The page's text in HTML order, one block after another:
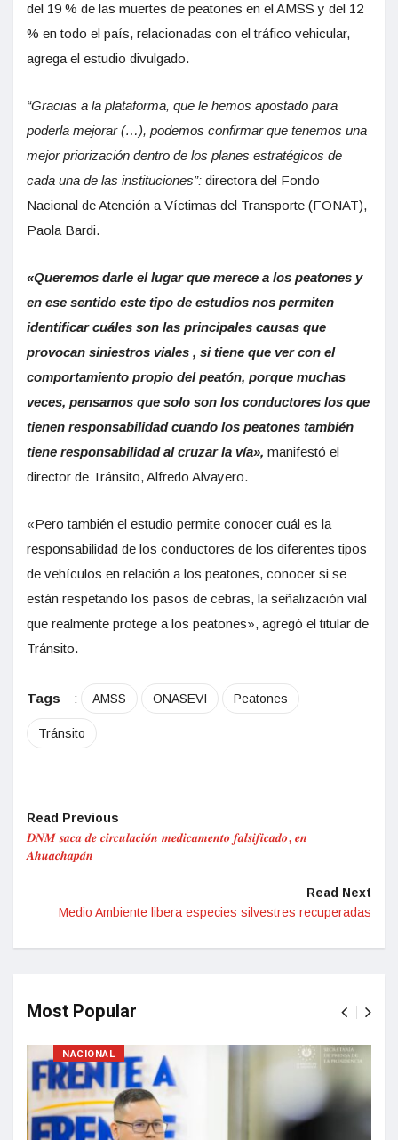
del 19 % de las muertes de peatones en el AMSS y del 12
% en todo el país, relacionadas con el tráfico vehicular,
agrega el estudio divulgado.
“Gracias a la plataforma, que le hemos apostado para
poderla mejorar (…), podemos confirmar que tenemos una
mejor priorización dentro de los planes estratégicos de
cada una de las instituciones”: directora del Fondo
Nacional de Atención a Víctimas del Transporte (FONAT),
Paola Bardi.
«Queremos darle el lugar que merece a los peatones y
en ese sentido este tipo de estudios nos permiten
identificar cuáles son las principales causas que
provocan siniestros viales , si tiene que ver con el
comportamiento propio del peatón, porque muchas
veces, pensamos que solo son los conductores los que
tienen responsabilidad cuando los peatones también
tiene responsabilidad al cruzar la vía», manifestó el
director de Tránsito, Alfredo Alvayero.
«Pero también el estudio permite conocer cuál es la
responsabilidad de los conductores de los diferentes tipos
de vehículos en relación a los peatones, conocer si se
están respetando los pasos de cebras, la señalización vial
que realmente protege a los peatones», agregó el titular de
Tránsito.
Tags : AMSS ONASEVI Peatones
Tránsito
Read Previous
𝑫𝑵𝑴 𝒔𝒂𝒄𝒂 𝒅𝒆 𝒄𝒊𝒓𝒄𝒖𝒍𝒂𝒄𝒊𝒐́𝒏 𝒎𝒆𝒅𝒊𝒄𝒂𝒎𝒆𝒏𝒕𝒐 𝒇𝒂𝒍𝒔𝒊𝒇𝒊𝒄𝒂𝒅𝒐, 𝒆𝒏
𝑨𝒉𝒖𝒂𝒄𝒉𝒂𝒑𝒂́𝒏
Read Next
Medio Ambiente libera especies silvestres recuperadas
Most Popular
NACIONAL